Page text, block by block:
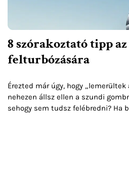
8 szórakoztató tipp
felturbózására
Érezted már úgy, hogy „lemerültek
nehezen állsz ellen a szundi
sehogy sem tudsz felébredni? Ha